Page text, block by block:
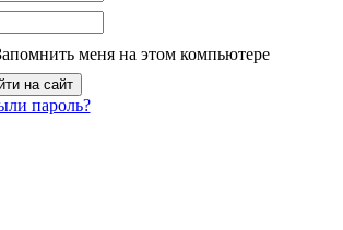
меня на этом компьютере
пароль?